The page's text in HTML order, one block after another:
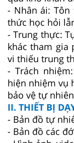
- Nhân ái:
thức học hỏi
-Trung thực:
khác tham gia
vi thiếu trung
- Trách
hiện nhiệm vụ
bảo vệ tự
II. THIẾT BỊ
- Bản đồ tự
- Bản đồ các